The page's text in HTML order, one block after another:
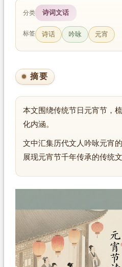
分类 诗词文话
标签 诗话 吟咏 元宵
摘要
本文围绕传统节日元宵节，
化内涵。
文中汇集历代文人吟咏元宵
展现元宵节千年传承的传统文